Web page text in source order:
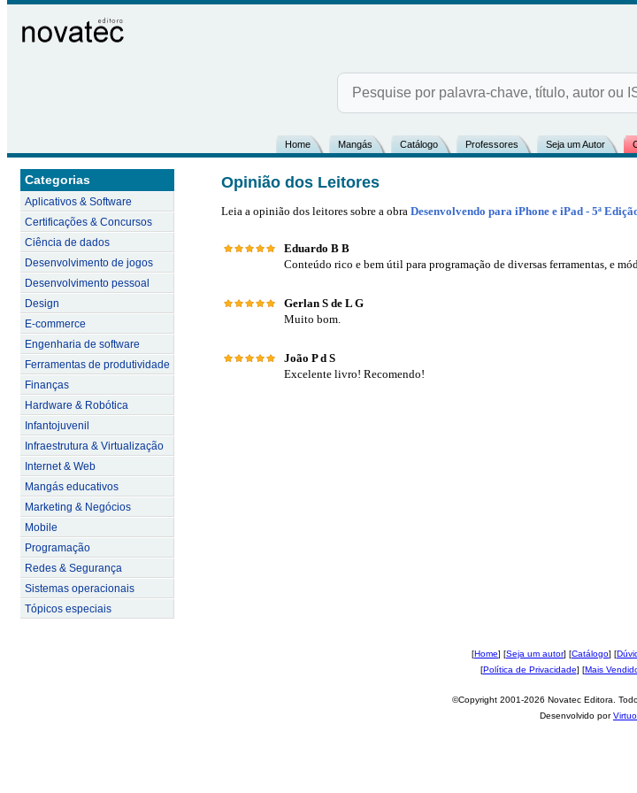
Home Mangás Catálogo Professores Seja um Autor
Categorias
Aplicativos & Software
Certificações & Concursos
Ciência de dados
Desenvolvimento de jogos
Desenvolvimento pessoal
Design
E-commerce
Engenharia de software
Ferramentas de produtividade
Finanças
Hardware & Robótica
Infantojuvenil
Infraestrutura & Virtualização
Internet & Web
Mangás educativos
Marketing & Negócios
Mobile
Programação
Redes & Segurança
Sistemas operacionais
Tópicos especiais
Opinião dos Leitores
Leia a opinião dos leitores sobre a obra Desenvolvendo para iPhone e iPad - 5ª
Eduardo B B
Conteúdo rico e bem útil para programação de diversas ferramentas, e
Gerlan S de L G
Muito bom.
João P d S
Excelente livro! Recomendo!
[Home] [Seja um autor] [Catálogo] [
[Política de Privacidade] [Mais
©Copyright 2001-2026 Novatec Editora.
Desenvolvido por